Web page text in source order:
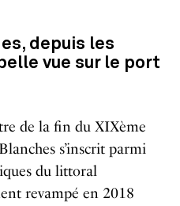
depuis les
vue sur le port
de la fin du XIXème
s’inscrit parmi
du littoral
revampé en 2018